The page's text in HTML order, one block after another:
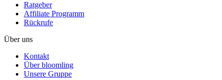
Ratgeber
Affiliate Programm
Rückrufe
Über uns
Kontakt
Über bloomling
Unsere Gruppe